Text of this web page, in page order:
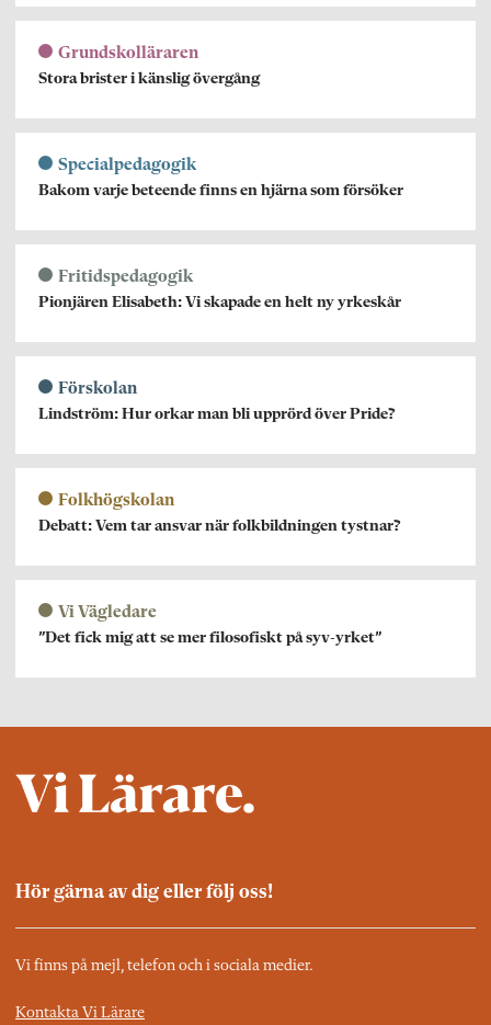
Grundskolläraren
Stora brister i känslig övergång
Specialpedagogik
Bakom varje beteende finns en hjärna som försöker
Fritidspedagogik
Pionjären Elisabeth: Vi skapade en helt ny yrkeskår
Förskolan
Lindström: Hur orkar man bli upprörd över Pride?
Folkhögskolan
Debatt: Vem tar ansvar när folkbildningen tystnar?
Vi Vägledare
”Det fick mig att se mer filosofiskt på syv-yrket”
Hör gärna av dig eller följ oss!
Vi finns på mejl, telefon och i sociala medier.
Kontakta Vi Lärare